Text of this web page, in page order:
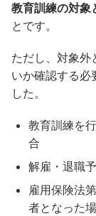
教育訓練の対象
とです。
ただし、対象外
いか確認する必
した。
教育訓練を
合
解雇・退職
雇用保険法
者となった